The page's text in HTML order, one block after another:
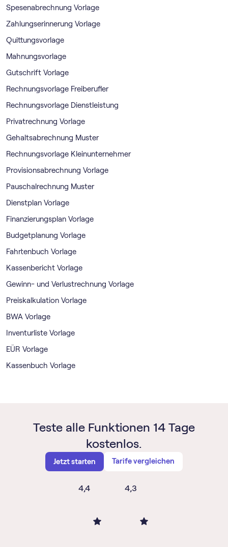
Spesenabrechnung Vorlage
Zahlungserinnerung Vorlage
Quittungsvorlage
Mahnungsvorlage
Gutschrift Vorlage
Rechnungsvorlage Freiberufler
Rechnungsvorlage Dienstleistung
Privatrechnung Vorlage
Gehaltsabrechnung Muster
Rechnungsvorlage Kleinunternehmer
Provisionsabrechnung Vorlage
Pauschalrechnung Muster
Dienstplan Vorlage
Finanzierungsplan Vorlage
Budgetplanung Vorlage
Fahrtenbuch Vorlage
Kassenbericht Vorlage
Gewinn- und Verlustrechnung Vorlage
Preiskalkulation Vorlage
BWA Vorlage
Inventurliste Vorlage
EÜR Vorlage
Kassenbuch Vorlage
Teste alle Funktionen 14 Tage
kostenlos.
Jetzt starten Tarife vergleichen
4,4 4,3